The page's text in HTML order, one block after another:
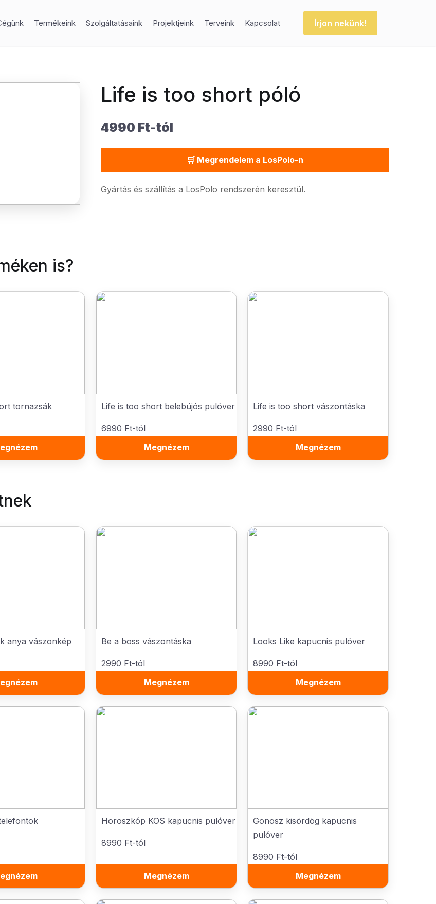
Termékeink Szolgáltatásaink Projektjeink Terveink Kapcsolat Írjon nekünk!
Life is too short póló
4990 Ft-tól
🛒 Megrendelem a LosPolo-n
Gyártás és szállítás a LosPolo rendszerén keresztül.
is?
tornazsák Life is too short belebújós pulóver
6990 Ft-tól
Megnézem
Life is too short vászontáska
2990 Ft-tól
Megnézem
anya vászonkép Be a boss vászontáska
2990 Ft-tól
Megnézem
Looks Like kapucnis pulóver
8990 Ft-tól
Megnézem
Horoszkóp KOS kapucnis pulóver
8990 Ft-tól
Megnézem
Gonosz kisördög kapucnis
pulóver
8990 Ft-tól
Megnézem